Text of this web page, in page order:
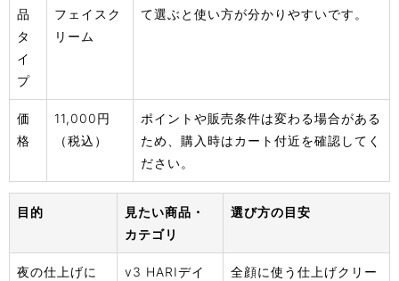
品
タ
イ
プ
フェイスク
リーム
て選ぶと使い方が分かりやすいです。
価
格
11,000円
（税込）
ポイントや販売条件は変わる場合がある
ため、購入時はカート付近を確認してく
ださい。
目的
見たい商品・
カテゴリ
選び方の目安
夜の仕上げに
v3 HARIデイ
全顔に使う仕上げクリー